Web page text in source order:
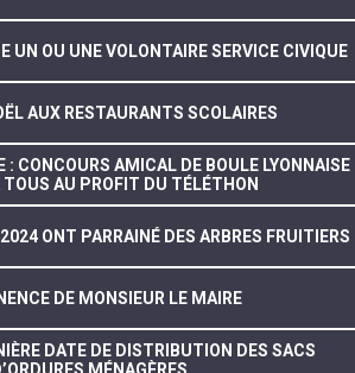
UN OU UNE VOLONTAIRE SERVICE CIVIQUE
AUX RESTAURANTS SCOLAIRES
: CONCOURS AMICAL DE BOULE LYONNAISE
TOUS AU PROFIT DU TÉLÉTHON
ONT PARRAINÉ DES ARBRES FRUITIERS
DE MONSIEUR LE MAIRE
DATE DE DISTRIBUTION DES SACS